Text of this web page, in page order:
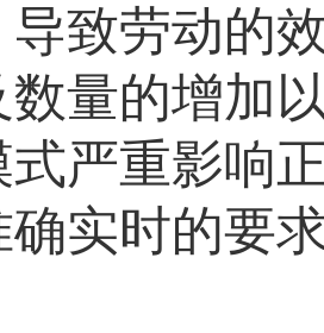
导致劳动的
数量的增加
式严重影响
确实时的要